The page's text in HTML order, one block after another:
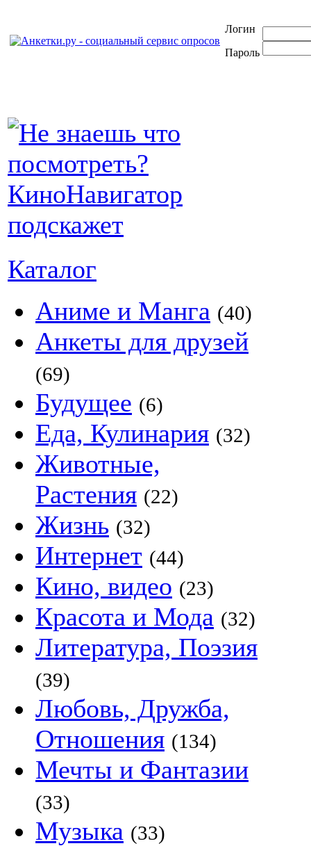
Логин
Пароль
Каталог
Аниме и Манга (40)
Анкеты для друзей
(69)
Будущее (6)
Еда, Кулинария (32)
Животные,
Растения (22)
Жизнь (32)
Интернет (44)
Кино, видео (23)
Красота и Мода (32)
Литература, Поэзия
(39)
Любовь, Дружба,
Отношения (134)
Мечты и Фантазии
(33)
Музыка (33)